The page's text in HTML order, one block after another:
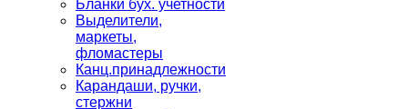
Бланки бух. учетности
Выделители,
маркеты,
фломастеры
Канц.принадлежности
Карандаши, ручки,
стержни